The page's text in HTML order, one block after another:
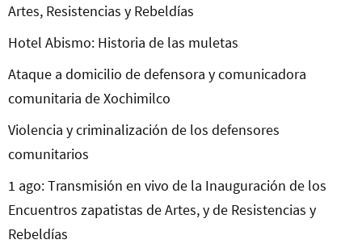
Artes, Resistencias y Rebeldías
Hotel Abismo: Historia de las muletas
Ataque a domicilio de defensora y comunicadora
comunitaria de Xochimilco
Violencia y criminalización de los defensores
comunitarios
1 ago: Transmisión en vivo de la Inauguración de los
Encuentros zapatistas de Artes, y de Resistencias y
Rebeldías